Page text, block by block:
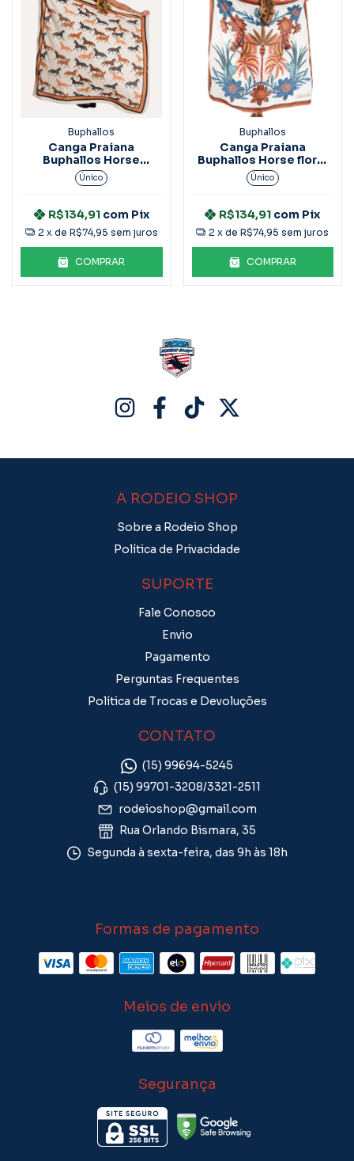
Buphallos
Canga Praiana
Buphallos Horse
ACS30
Único
R$134,91 com Pix
2 x de R$74,95 sem juros
COMPRAR
Buphallos
Canga Praiana
Buphallos Horse floral
ACS33
Único
R$134,91 com Pix
2 x deR$74,95 sem juros
COMPRAR
A RODEIO SHOP
Sobre a Rodeio Shop
Política de Privacidade
SUPORTE
Fale Conosco
Envio
Pagamento
Perguntas Frequentes
Política de Trocas e Devoluções
CONTATO
(15) 99694-5245
(15) 99701-3208/3321-2511
rodeioshop@gmail.com
Rua Orlando Bismara, 35
Segunda à sexta-feira, das 9h às 18h
Formas de pagamento
Meios de envio
Segurança